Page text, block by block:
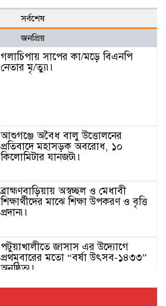
সর্বশেষ
জনপ্রিয়
গলাচিপায় সাপের কা/মড়ে বিএনপি
নেতার মৃ/ত্যু৷৷
আশুগঞ্জে অবৈধ বালু উত্তোলনের
প্রতিবাদে মহাসড়ক অবরোধ, ১০
কিলোমিটার যানজট৷৷
ব্রাহ্মণবাড়িয়ায় অস্বচ্ছল ও মেধাবী
শিক্ষার্থীদের মাঝে শিক্ষা উপকরণ ও বৃত্তি
প্রদান৷৷
পটুয়াখালীতে জাসাস এর উদ্যোগে
প্রথমবারের মতো “বর্ষা উৎসব-১৪৩৩”
অনুষ্ঠিত৷৷